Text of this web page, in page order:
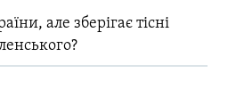
але зберігає тісні